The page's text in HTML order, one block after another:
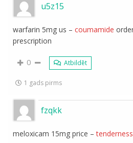
u5z15
warfarin 5mg us –coumamide order losartan without
prescription
0 Atbildēt
1 gads pirms
fzqkk
meloxicam 15mg price –tenderness